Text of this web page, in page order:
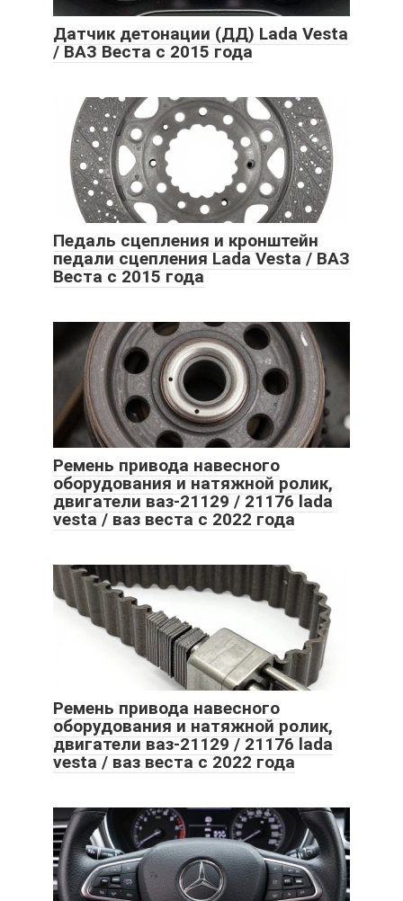
Датчик детонации (ДД) Lada Vesta
/ ВАЗ Веста с 2015 года
Педаль сцепления и кронштейн
педали сцепления Lada Vesta / ВАЗ
Веста с 2015 года
Ремень привода навесного
оборудования и натяжной ролик,
двигатели ваз-21129 / 21176 lada
vesta / ваз веста с 2022 года
Ремень привода навесного
оборудования и натяжной ролик,
двигатели ваз-21129 / 21176 lada
vesta / ваз веста с 2022 года